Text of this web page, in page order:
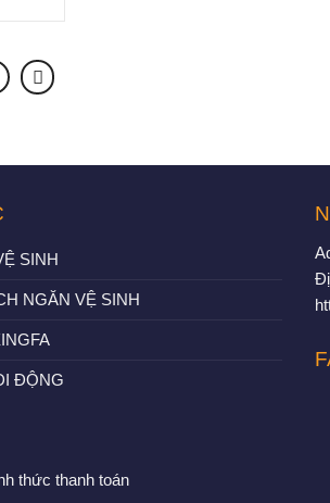
SINH
NGĂN VỆ SINH
ĐỘNG
thức thanh toán